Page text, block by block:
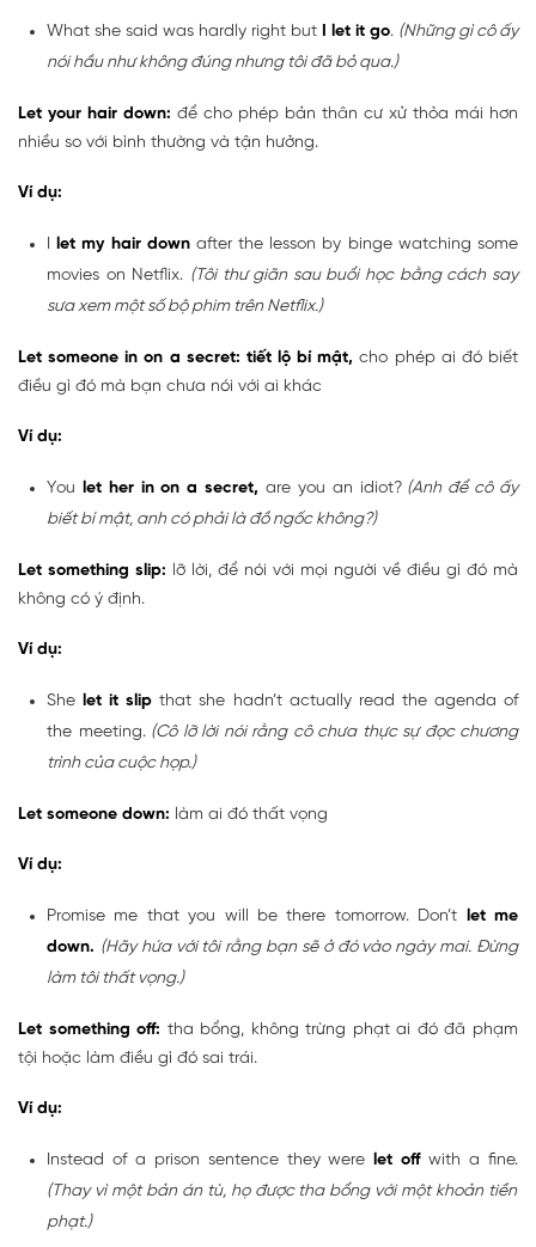
What she said was hardly right but I let it go. (Những gì cô ấy
nói hầu như không đúng nhưng tôi đã bỏ qua.)
Let your hair down: để cho phép bản thân cư xử thỏa mái hơn
nhiều so với bình thường và tận hưởng.
Ví dụ:
I let my hair downafter the lesson by binge watching some
movies on Netflix. (Tôi thư giãn sau buổi học bằng cách say
sưa xem một số bộ phim trên Netflix.)
Let someone in on a secret: tiết lộ bí mật, cho phép ai đó biết
điều gì đó mà bạn chưa nói với ai khác
Ví dụ:
You let her in on a secret, are you an idiot?(Anh để cô ấy
biết bí mật, anh có phải là đồ ngốc không?)
Let something slip: lỡ lời, để nói với mọi người về điều gì đó mà
không có ý định.
Ví dụ:
She let it slipthat she hadn’t actually read the agenda of
the meeting.(Cô lỡ lời nói rằng cô chưa thực sự đọc chương
trình của cuộc họp.)
Let someone down: làm ai đó thất vọng
Ví dụ:
Promise me that you will be there tomorrow. Don’t let me
down. (Hãy hứa với tôi rằng bạn sẽ ở đó vào ngày mai. Đừng
làm tôi thất vọng.)
Let something off: tha bổng, không trừng phạt ai đó đã phạm
tội hoặc làm điều gì đó sai trái.
Ví dụ:
Instead of a prison sentence they were let offwith a fine.
(Thay vì một bản án tù, họ được tha bổng với một khoản tiền
phạt.)